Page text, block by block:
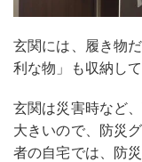
玄関には、履き物
利な物」も収納し
玄関は災害時など
大きいので、防災
者の自宅では、防